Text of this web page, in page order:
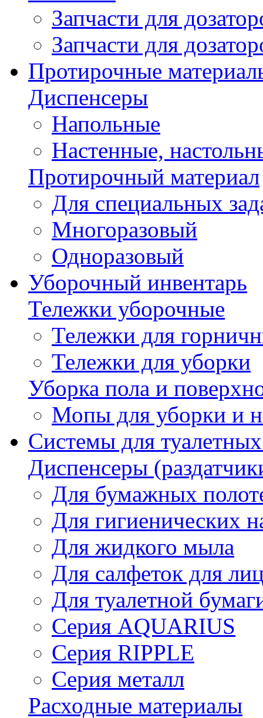
Запчасти для
Запчасти для
Протирочные
Диспенсеры
Напольные
Настенные,
Протирочный материал
Для специальных
Многоразовый
Одноразовый
Уборочный инвентарь
Тележки уборочные
Тележки для
Тележки для уборки
Уборка пола и
Мопы для уборки и
Системы для
Диспенсеры
Для бумажных
Для гигиенических
Для жидкого мыла
Для салфеток для
Для туалетной
Серия AQUARIUS
Серия RIPPLE
Серия металл
Расходные материалы